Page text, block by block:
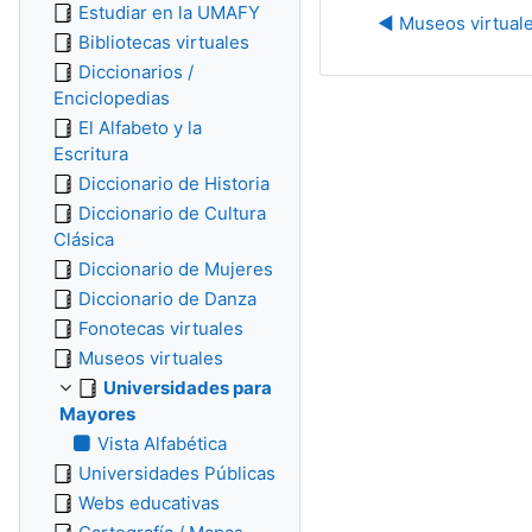
◀︎ Museos
Estudiar en la UMAFY
Bibliotecas virtuales
Diccionarios /
Enciclopedias
El Alfabeto y la
Escritura
Diccionario de Historia
Diccionario de Cultura
Clásica
Diccionario de Mujeres
Diccionario de Danza
Fonotecas virtuales
Museos virtuales
Universidades para
Mayores
Vista Alfabética
Universidades Públicas
Webs educativas